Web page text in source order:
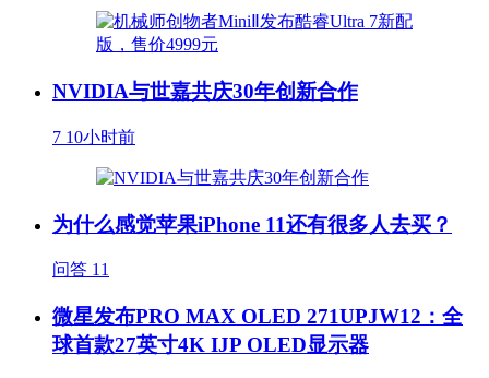
NVIDIA与世嘉共庆30年创新合作
7 10小时前
为什么感觉苹果iPhone 11还有很多人去买？
问答 11
微星发布PRO MAX OLED 271UPJW12：全
球首款27英寸4K IJP OLED显示器